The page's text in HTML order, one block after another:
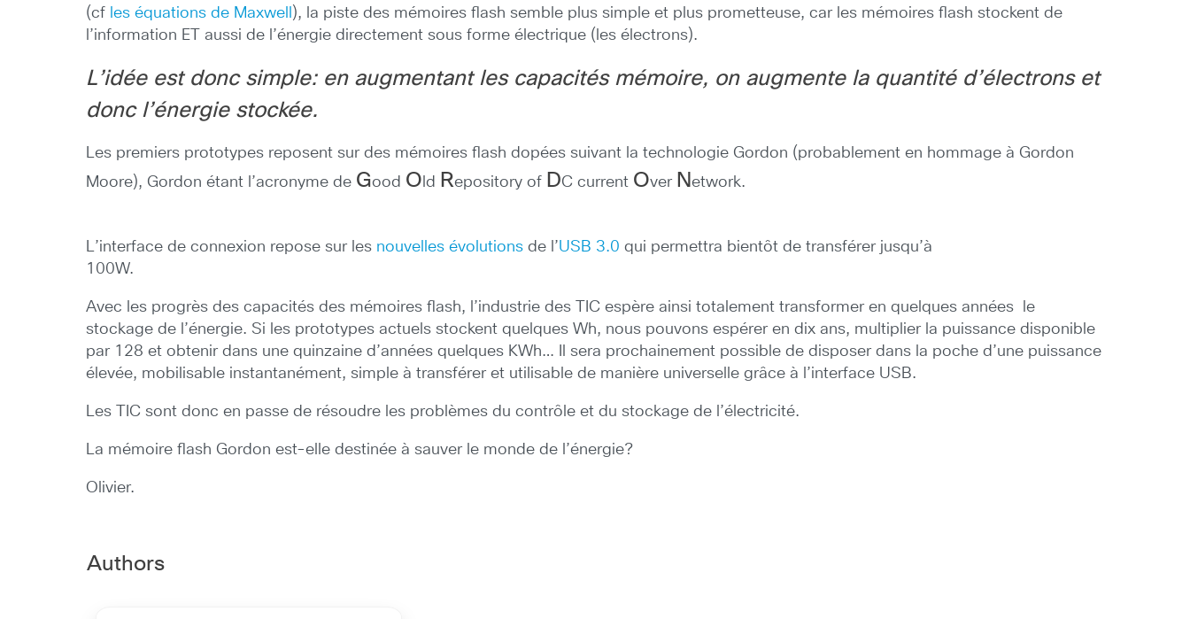
(cf les équations de Maxwell ), la piste des mémoires flash semble plus simple et plus prometteuse, car les mémoires flash stockent de
l’information ET aussi de l’énergie directement sous forme électrique (les électrons).
L’idée est donc simple: en augmentant les capacités mémoire, on augmente la quantité d’électrons et
donc l’énergie stockée.
Les premiers prototypes reposent sur des mémoires flash dopées suivant la technologie Gordon (probablement en hommage à Gordon
Moore), Gordon étant l’acronyme de Good O ld Repository of DC current Over Network.
L’interface de connexion reposesur les nouvelles évolutions de l’USB 3.0 qui permettra bientôt de transférer jusqu’à
100W.
Avec les progrès des capacités des mémoires flash, l’industrie des TIC espère ainsi totalement transformer en quelques années le
stockage de l’énergie. Si les prototypes actuels stockent quelques Wh, nous pouvons espérer en dix ans, multiplier la puissance disponible
par 128 et obtenir dans une quinzaine d’années quelques KWh… Il sera prochainement possible de disposer dans la poche d’une puissance
élevée, mobilisable instantanément, simple à transférer et utilisable de manière universelle grâce à l’interface USB.
Les TIC sont donc en passe de résoudre les problèmes du contrôle et du stockage de l’électricité.
La mémoire flash Gordon est-elle destinée à sauver le monde de l’énergie?
Olivier.
Authors